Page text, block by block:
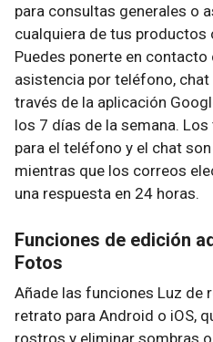
para consultas generales o
cualquiera de tus productos
Puedes ponerte en
asistencia por teléfono,
través de la aplicación
los 7 días de la semana.
para el teléfono y el chat
mientras que los correos
una respuesta en 24 horas.
Funciones de edición
Fotos
Añade las funciones Luz de
retrato para Android o iOS,